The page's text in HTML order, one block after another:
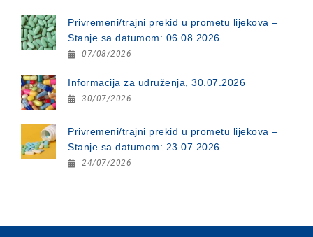
Privremeni/trajni prekid u prometu lijekova –
Stanje sa datumom: 06.08.2026
07/08/2026
Informacija za udruženja, 30.07.2026
30/07/2026
Privremeni/trajni prekid u prometu lijekova –
Stanje sa datumom: 23.07.2026
24/07/2026